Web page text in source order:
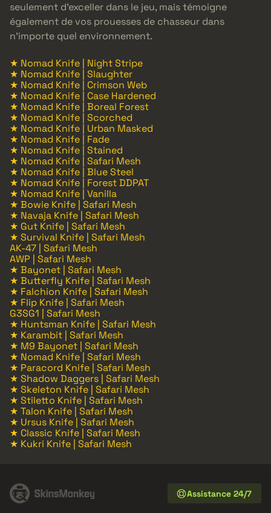
seulement d’exceller dans le jeu, mais témoigne
également de vos prouesses de chasseur dans
n’importe quel environnement.
★ Nomad Knife | Night Stripe
★ Nomad Knife | Slaughter
★ Nomad Knife | Crimson Web
★ Nomad Knife | Case Hardened
★ Nomad Knife | Boreal Forest
★ Nomad Knife | Scorched
★ Nomad Knife | Urban Masked
★ Nomad Knife | Fade
★ Nomad Knife | Stained
★ Nomad Knife | Safari Mesh
★ Nomad Knife | Blue Steel
★ Nomad Knife | Forest DDPAT
★ Nomad Knife | Vanilla
★ Bowie Knife | Safari Mesh
★ Navaja Knife | Safari Mesh
★ Gut Knife | Safari Mesh
★ Survival Knife | Safari Mesh
AK-47 | Safari Mesh
AWP | Safari Mesh
★ Bayonet | Safari Mesh
★ Butterfly Knife | Safari Mesh
★ Falchion Knife | Safari Mesh
★ Flip Knife | Safari Mesh
G3SG1 | Safari Mesh
★ Huntsman Knife | Safari Mesh
★ Karambit | Safari Mesh
★ M9 Bayonet | Safari Mesh
★ Nomad Knife | Safari Mesh
★ Paracord Knife | Safari Mesh
★ Shadow Daggers | Safari Mesh
★ Skeleton Knife | Safari Mesh
★ Stiletto Knife | Safari Mesh
★ Talon Knife | Safari Mesh
★ Ursus Knife | Safari Mesh
★ Classic Knife | Safari Mesh
★ Kukri Knife | Safari Mesh
Assistance 24/7